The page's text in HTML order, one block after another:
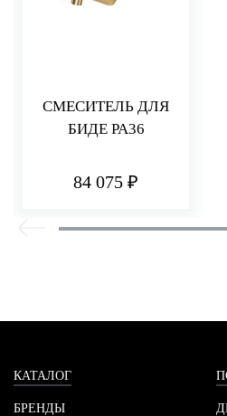
СМЕСИТЕЛЬ ДЛЯ
БИДЕ PA36
84 075 ₽
КАТАЛОГ
БРЕНДЫ